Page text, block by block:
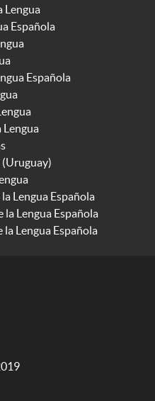
Lengua
Española
Española
Lengua
(Uruguay)
Lengua Española
Lengua Española
Lengua Española